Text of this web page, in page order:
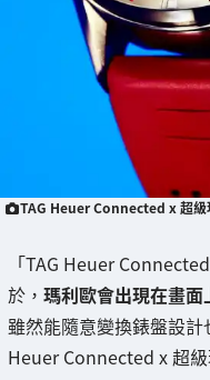
TAG Heuer Connected x 超級
「TAG Heuer
於， 瑪利歐會出現在畫面
雖然能隨意變換錶盤設
Heuer Connected x 超